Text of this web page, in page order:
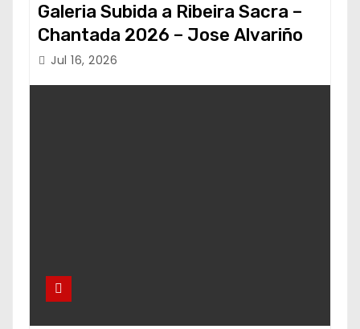
Galeria Subida a Ribeira Sacra –
Chantada 2026 – Jose Alvariño
Jul 16, 2026